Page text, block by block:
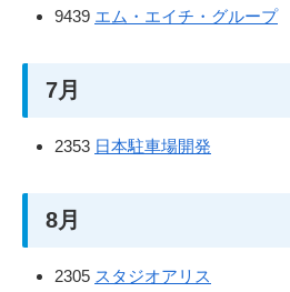
9439 エム・エイチ・グループ
7月
2353 日本駐車場開発
8月
2305 スタジオアリス